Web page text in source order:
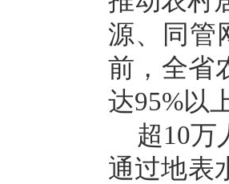
源、同管
前，全省
达95%以
超10万
通过地表